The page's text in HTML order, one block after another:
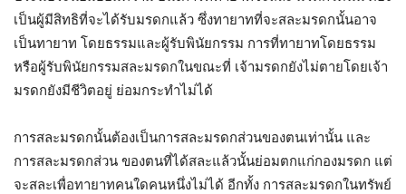
เป็นผู้มีสิทธิที่จะได้รับมรดกแล้ว ซึ่งทายาทที่จะสละมรดกนั้นอาจ
เป็นทายาท โดยธรรมและผู้รับพินัยกรรม การที่ทายาทโดยธรรม
หรือผู้รับพินัยกรรมสละมรดกในขณะที่ เจ้ามรดกยังไม่ตายโดยเจ้า
มรดกยังมีชีวิตอยู่ ย่อมกระทําไม่ได้
การสละมรดกนั้นต้องเป็นการสละมรดกส่วนของตนเท่านั้น และ
การสละมรดกส่วน ของตนที่ได้สละแล้วนั้นย่อมตกแก่กองมรดก แต่
จะสละเพื่อทายาทคนใดคนหนึ่งไม่ได้ อีกทั้ง การสละมรดกในทรัพย์